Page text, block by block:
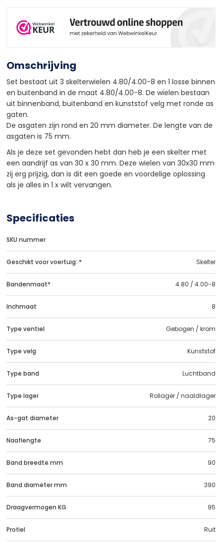
Omschrijving
Set bestaat uit 3 skelterwielen 4.80/4.00-8 en 1 losse binnen
en buitenband in de maat 4.80/4.00-8. De wielen bestaan
uit binnenband, buitenband en kunststof velg met ronde as
gaten.
De asgaten zijn rond en 20 mm diameter. De lengte van de
asgaten is 75 mm.
Als je deze set gevonden hebt dan heb je een skelter met
een aandrijf as van 30 x 30 mm. Deze wielen van 30x30 mm
zij erg prijzig, dan is dit een goede en voordelige oplossing
als je alles in 1 x wilt vervangen.
Specificaties
SKU nummer
Geschikt voor voertuig: * Skelter
Bandenmaat* 4.80 / 4.00-8
Inchmaat 8
Type ventiel Gebogen / krom
Type velg Kunststof
Type band Luchtband
Type lager Rollager / naaldlager
As-gat diameter 20
Naaflengte 75
Band breedte mm 90
Band diameter mm 390
Draagvermogen KG 95
Profiel Ruit